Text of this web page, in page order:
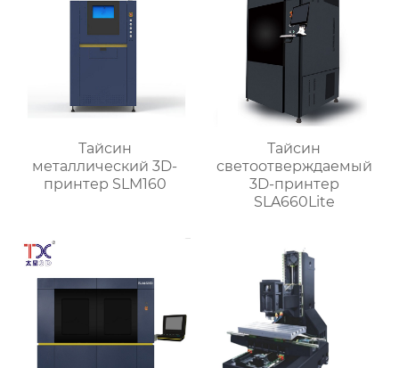
Тайсин
металлический 3D-
принтер SLM160
Тайсин
светоотверждаемый
3D-принтер
SLA660Lite